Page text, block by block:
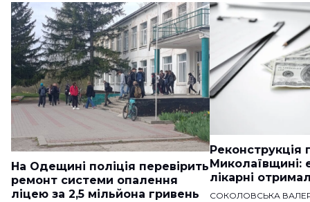
На Одещині поліція перевірить
ремонт системи опалення
ліцею за 2,5 мільйона гривень
Реконструкція
Миколаївщині:
лікарні
СОКОЛОВСЬКА